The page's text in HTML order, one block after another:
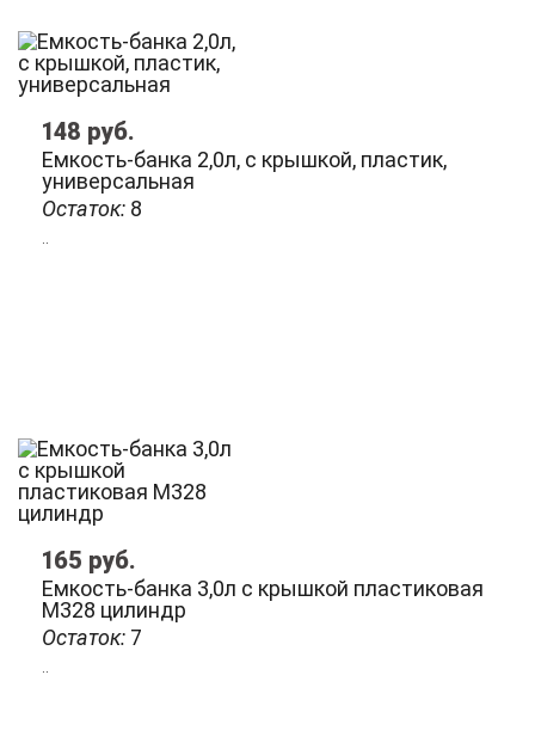
Остаток: 8
Емкость-банка 2,0л, с крышкой, пластик,
универсальная
148 руб.
Остаток: 7
Емкость-банка 3,0л с крышкой пластиковая
М328 цилиндр
165 руб.